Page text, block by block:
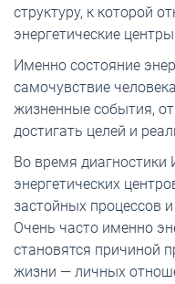
структуру, к которой
энергетические
Именно состояние
самочувствие
жизненные события,
достигать целей и
Во время диагностики
энергетических
застойных процессов
Очень часто именно
становятся причиной
жизни — личных